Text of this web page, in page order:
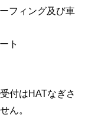
ィング及び車
ト
付はHATなぎさ
ん。